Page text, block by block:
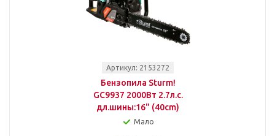
Артикул: 2153272
Бензопила Sturm!
GC9937 2000Вт 2.7л.с.
дл.шины:16" (40cm)
Мало